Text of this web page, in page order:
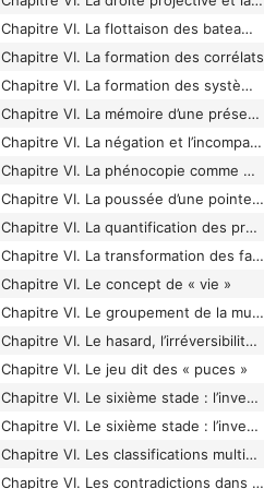
Chapitre VI. La flottaison des bateaux
Chapitre VI. La formation des corrélats
Chapitre VI. La formation des systèmes préalgébriques
Chapitre VI. La mémoire d’une présentation d’opérations associatives
Chapitre VI. La négation et l’incompatibilité interobjectales
Chapitre VI. La phénocopie comme médiatrice entre les actions du milieu et les facteurs géniques du comportement
Chapitre VI. La poussée d’une pointe contre une plaquette
Chapitre VI. La quantification des probabilités
Chapitre VI. La transformation des familles les unes dans les autres
Chapitre VI. Le concept de « vie »
Chapitre VI. Le groupement de la multiplication co-univoque des classes (Groupement IV)
Chapitre VI. Le hasard, l’irréversibilité et l’induction
Chapitre VI. Le jeu dit des « puces »
Chapitre VI. Le sixième stade : l’invention des moyens nouveaux par combinaison mentale
Chapitre VI. Le sixième stade : l’invention des moyens nouveaux par combinaison mentale
Chapitre VI. Les classifications multiplicatives (matrices)
Chapitre VI. Les contradictions dans les coordinations d’observables (balance)